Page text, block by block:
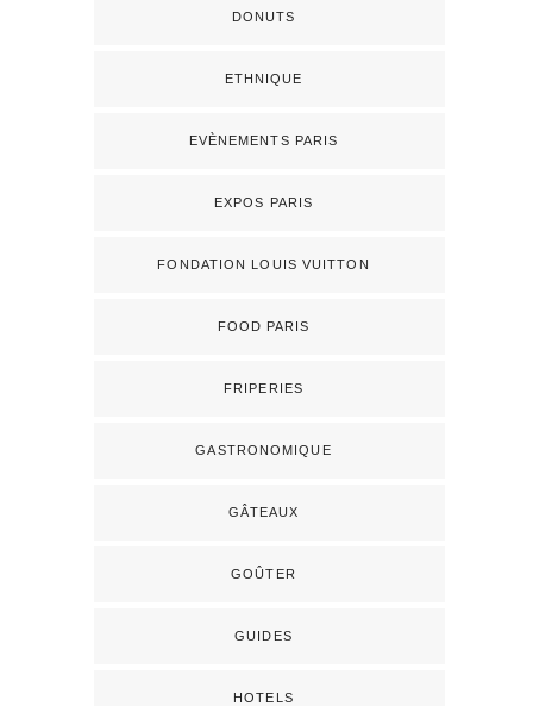
DONUTS
ETHNIQUE
EVÈNEMENTS PARIS
EXPOS PARIS
FONDATION LOUIS VUITTON
FOOD PARIS
FRIPERIES
GASTRONOMIQUE
GÂTEAUX
GOÛTER
GUIDES
HOTELS